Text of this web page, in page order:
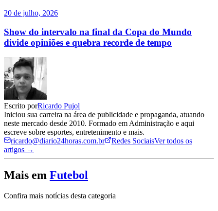
20 de julho, 2026
Show do intervalo na final da Copa do Mundo
divide opiniões e quebra recorde de tempo
Escrito porRicardo Pujol
Iniciou sua carreira na área de publicidade e propaganda, atuando
neste mercado desde 2010. Formado em Administração e aqui
escreve sobre esportes, entretenimento e mais.
ricardo@diario24horas.com.br
Redes SociaisVer todos os
artigos →
Mais em Futebol
Confira mais notícias desta categoria